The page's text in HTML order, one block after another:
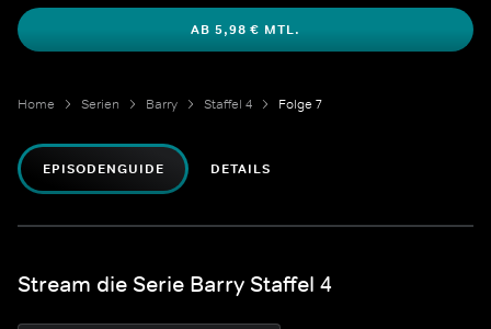
AB 5,98 € MTL.
Home Serien Barry Staffel 4 Folge 7
EPISODENGUIDE DETAILS
Stream die Serie Barry Staffel 4